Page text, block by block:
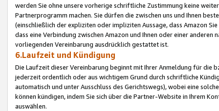
werden Sie ohne unsere vorherige schriftliche Zustimmung keine
Partnerprogramm machen. Sie dürfen die zwischen uns und Ihnen
(einschließlich der expliziten oder impliziten Aussage, dass Amazon
dass eine Verbindung zwischen Amazon und Ihnen oder einer
vorliegenden Vereinbarung ausdrücklich gestattet ist.
6.Laufzeit und Kündigung
Die Laufzeit dieser Vereinbarung beginnt mit Ihrer Anmeldung für die
jederzeit ordentlich oder aus wichtigem Grund durch schriftliche
automatisch und unter Ausschluss des Gerichtswegs), wobei eine
können kündigen, indem Sie sich über die Partner-Website in Ihrem
auswählen.